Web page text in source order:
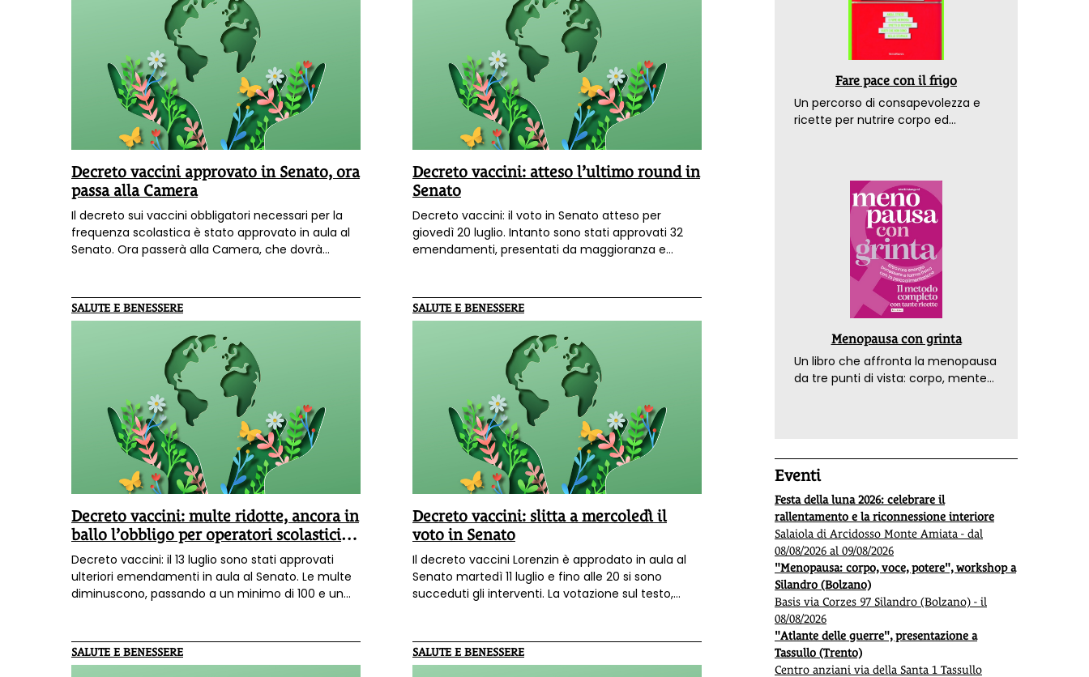
Decreto vaccini approvato in Senato, ora
passa alla Camera
Il decreto sui vaccini obbligatori necessari per la
frequenza scolastica è stato approvato in aula al
Senato. Ora passerà alla Camera, che dovrà
Decreto vaccini: atteso l’ultimo round in
Senato
Decreto vaccini: il voto in Senato atteso per
giovedì 20 luglio. Intanto sono stati approvati 32
emendamenti, presentati da maggioranza e
Camera per ricevere il via libera definitivo. Il
decreto scade il 6 agosto.
SALUTE E BENESSERE
Decreto vaccini: multe ridotte, ancora in
ballo l’obbligo per operatori scolastici
sanitari
Decreto vaccini: il 13 luglio sono stati approvati
ulteriori emendamenti in aula al Senato. Le multe
diminuscono, passando a un minimo di 100 e un
è stato riproposto con una nuova formulazione. Il
voto spostato al 18 luglio.
SALUTE E BENESSERE
Decreto vaccini: slitta a mercoledì il
voto in Senato
Il decreto vaccini Lorenzin è approdato in aula al
Senato martedì 11 luglio e fino alle 20 si sono
succeduti gli interventi. La votazione sul testo,
non si ponesse la fiducia potrebbe ulteriormente
slittare al 13 luglio.
SALUTE E BENESSERE SALUTE E BENESSERE
Fare pace con il frigo
Un percorso di consapevolezza e
ricette per nutrire corpo ed
Menopausa con grinta
Un libro che affronta la menopausa
da tre punti di vista: corpo, mente
Eventi
Festa della luna 2026: celebrare il
rallentamento e la riconnessione interiore
Salaiola di Arcidosso Monte Amiata - dal
08/08/2026 al 09/08/2026
"Menopausa: corpo, voce, potere", workshop a
Silandro (Bolzano)
Basis via Corzes 97 Silandro (Bolzano) - il
08/08/2026
"Atlante delle guerre", presentazione a
Tassullo (Trento)
Centro anziani via della Santa 1 Tassullo